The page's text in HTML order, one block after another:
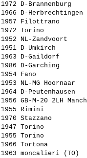
1972 D-
1966 D-
1957 Filottrano
1972 Torino
1952 NL-Zandvoort
1951 D-Umkirch
1963 D-Gaildorf
1986 D-Garching
1954 Fano
1953 NL-MG
1964 D-
1956 GB-M-20 2LH
1955 Rimini
1970 Stazzano
1947 Torino
1955 Torino
1966 Tortona
1963 moncalieri